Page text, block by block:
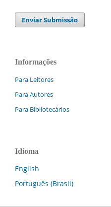
Enviar Submissão
Informações
Para Leitores
Para Autores
Para Bibliotecários
Idioma
English
Português (Brasil)